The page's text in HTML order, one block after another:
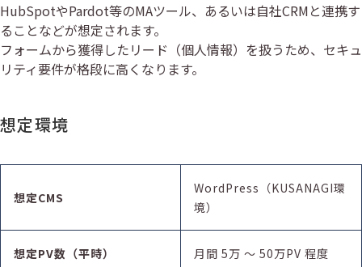
HubSpotやPardot等のMAツール、あるいは自社CRMと連携す
ることなどが想定されます。
フォームから獲得したリード（個人情報）を扱うため、セキュ
リティ要件が格段に高くなります。
想定環境
想定CMS
WordPress（KUSANAGI環
境）
想定PV数（平時） 月間 5万 〜 50万PV 程度